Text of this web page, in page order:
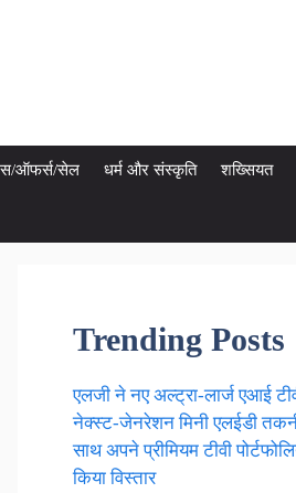
ऑफर्स/सेल धर्म और संस्कृति शख्सियत
Trending Posts
एलजी ने नए अल्ट्रा-लार्ज एआई
नेक्स्ट-जेनरेशन मिनी एलईडी
साथ अपने प्रीमियम टीवी
किया विस्तार